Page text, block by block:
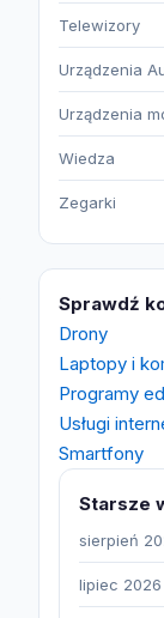
Telewizory
Urządzenia
Urządzenia
Wiedza
Zegarki
Sprawdź
Drony
Laptopy i
Programy
Usługi
Smartfony
Starsze
sierpień
lipiec 2026